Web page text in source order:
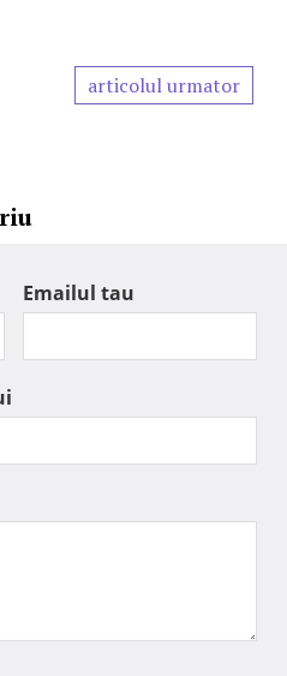
articolul urmator
Emailul tau